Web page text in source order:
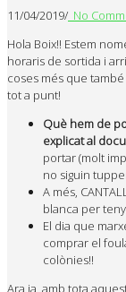
11/04/2019/ No
Hola Boix!! Estem
horaris de sortida i
coses més que
tot a punt!
Què hem de
explicat al
portar (molt
no siguin
A més,
blanca per
El dia que
comprar el
colònies!!
Ara ja, amb tota